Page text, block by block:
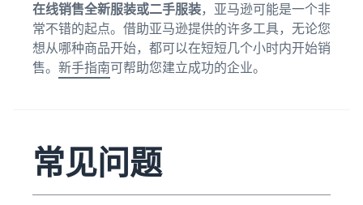
在线销售全新服装或二手服装，亚马逊可能是一个非
常不错的起点。借助亚马逊提供的许多工具，无论您
想从哪种商品开始，都可以在短短几个小时内开始销
售。 新手指南可帮助您建立成功的企业。
常见问题